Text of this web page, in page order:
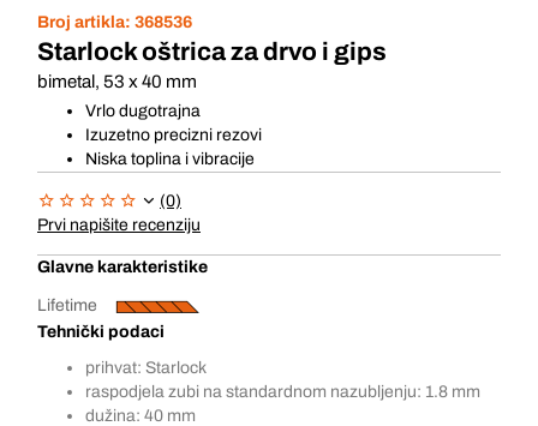
Broj artikla: 368536
Starlock oštrica za drvo i gips
bimetal, 53 x 40 mm
Vrlo dugotrajna
Izuzetno precizni rezovi
Niska toplina i vibracije
(0)
Prvi napišite recenziju
Glavne karakteristike
Lifetime
Tehnički podaci
prihvat: Starlock
raspodjela zubi na standardnom nazubljenju: 1.8 mm
dužina: 40 mm